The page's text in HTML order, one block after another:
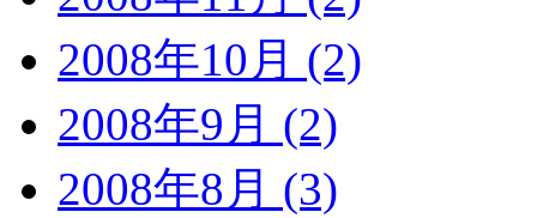
2008年10月 (2)
2008年9月 (2)
2008年8月 (3)